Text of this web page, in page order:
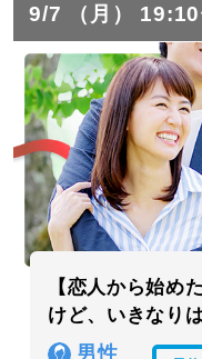
9/7 （月）
【恋人から始め
けど、いきなり
男性